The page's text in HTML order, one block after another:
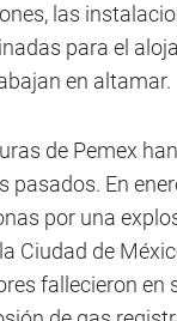
las
para el
en altamar.
de Pemex
pasados. En
por una
Ciudad de
fallecieron en